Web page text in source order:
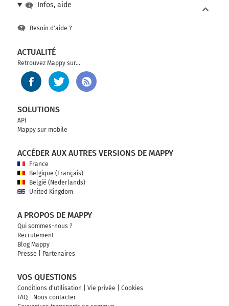
Infos, aide
Besoin d'aide ?
ACTUALITÉ
Retrouvez Mappy sur...
SOLUTIONS
API
Mappy sur mobile
ACCÉDER AUX AUTRES VERSIONS DE MAPPY
France
Belgique (Français)
België (Nederlands)
United Kingdom
A PROPOS DE MAPPY
Qui sommes-nous ?
Recrutement
Blog Mappy
Presse
Partenaires
VOS QUESTIONS
Conditions d'utilisation Vie privée
Cookies
FAQ - Nous contacter